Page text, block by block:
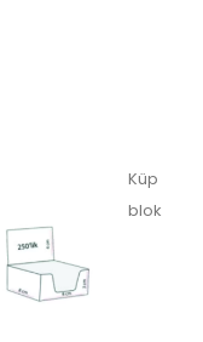
Küp
blok